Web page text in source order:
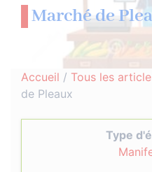
Marché de
Accueil / Tous les
de Pleaux
Type